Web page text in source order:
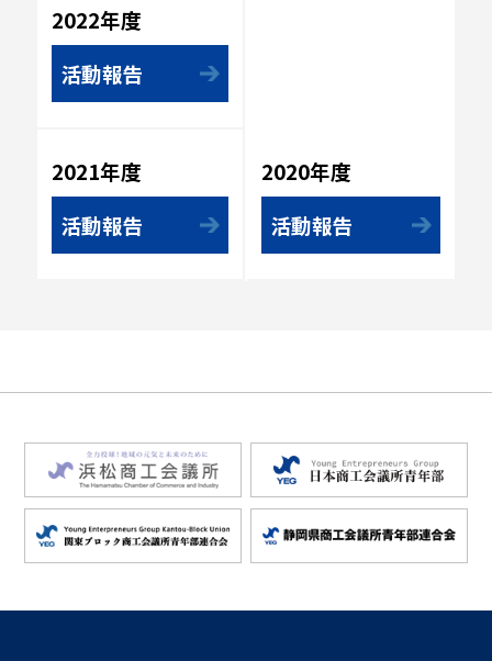
2022年度
活動報告
2021年度
活動報告
2020年度
活動報告